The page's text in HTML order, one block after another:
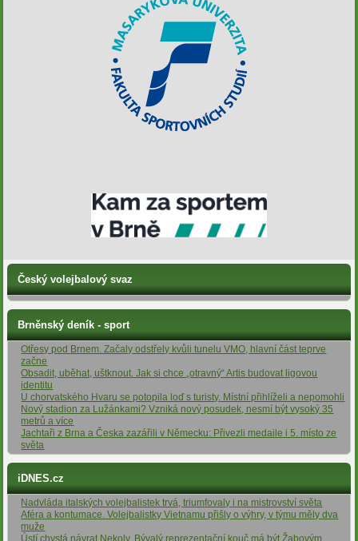
Český volejbalový svaz
Brněnský deník - sport
Otřesy pod Brnem. Začaly odstřely kvůli tunelu VMO, hlavní část teprve
začne
Obsadit, uběhat, uštknout. Jak si chce „otravný“ Artis budovat ligovou
identitu
U chorvatského Hvaru se potopila loď s turisty. Místní přihlíželi a nepomohli
Nový stadion za Lužánkami? Vzniká nový posudek, nesmí být vysoký 35
metrů a více
Jachtaři z Brna a Česka zazářili v Německu: Přivezli medaile i 5. místo ze
světa
iDNES.cz
Nadvláda italských volejbalistek trvá, triumfovaly i na mistrovství světa
Aféra a kontumace. Volejbalistky Vietnamu přišly o výhry, v týmu měly dva
muže
Ústí chystá návrat Nekoly. Bývalý reprezentační kouč má být Žabovým